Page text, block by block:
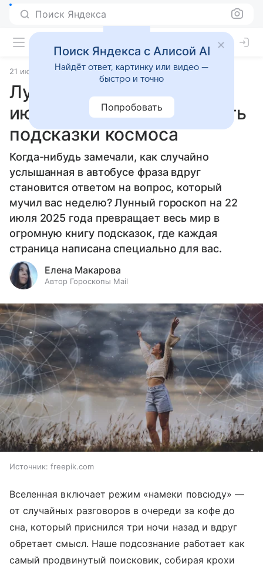
Поиск Яндекса
21 июля 2025 Статьи
Лунный гороскоп на 22
июля 2025 года: как читать
подсказки космоса
Когда-нибудь замечали, как случайно
услышанная в автобусе фраза вдруг
становится ответом на вопрос, который
мучил вас неделю? Лунный гороскоп на 22
июля 2025 года превращает весь мир в
огромную книгу подсказок, где каждая
страница написана специально для вас.
Елена Макарова
Автор Гороскопы Mail
Источник: freepik.com
Вселенная включает режим «намеки повсюду» —
от случайных разговоров в очереди за кофе до
сна, который приснился три ночи назад и вдруг
обретает смысл. Наше подсознание работает как
самый продвинутый поисковик, собирая крохи
Поиск Яндекса с Алисой AI
Найдёт ответ, картинку или видео —
быстро и точно
Попробовать